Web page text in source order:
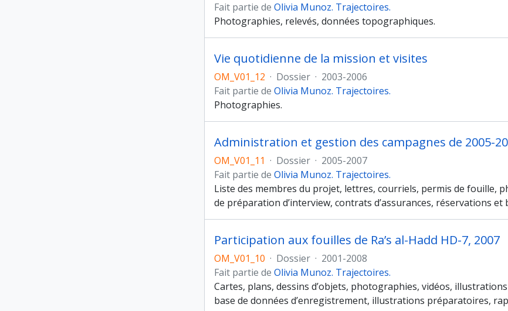
Fait partie de Olivia Munoz. Trajectoires.
Photographies, relevés, données topographiques.
Vie quotidienne de la mission et visites
OM_V01_12 · Dossier · 2003-2006
Fait partie de Olivia Munoz. Trajectoires.
Photographies.
Administration et gestion des campagnes de 2005-
OM_V01_11 · Dossier · 2005-2007
Fait partie de Olivia Munoz. Trajectoires.
Liste des membres du projet, lettres, courriels, permis de
de préparation d’interview, contrats d’assurances, réservations
Participation aux fouilles de Ra’s al-Hadd HD-7, 2007
OM_V01_10 · Dossier · 2001-2008
Fait partie de Olivia Munoz. Trajectoires.
Cartes, plans, dessins d’objets, photographies, vidéos,
base de données d’enregistrement, illustrations préparatoires,